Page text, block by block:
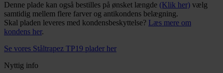
Denne plade kan også bestilles på ønsket længde (Klik her) vælg
samtidig mellem flere farver og antikondens belægning.
Skal pladen leveres med kondensbeskyttelse? Læs mere om
kondens her.
Se vores Ståltrapez TP19 plader her
Nyttig info